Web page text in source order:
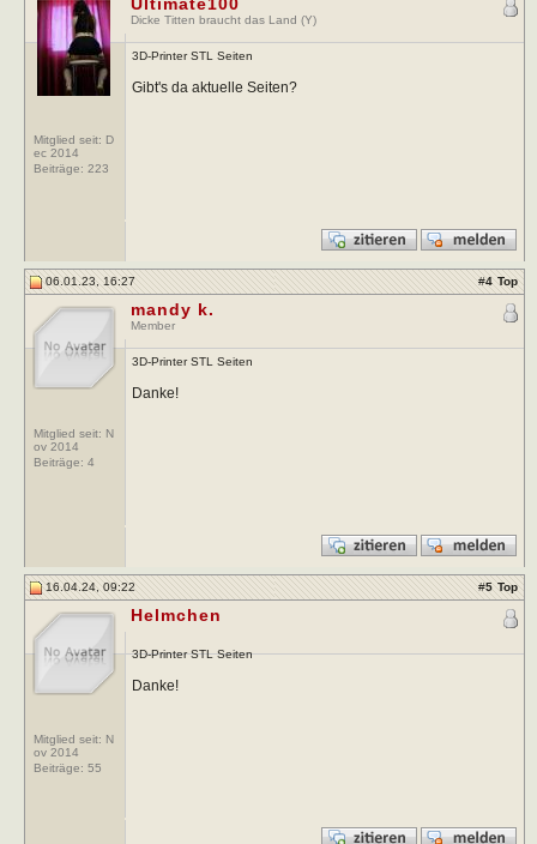
Mitglied seit: D
ec 2014
Beiträge: 223
Dicke Titten braucht das Land (Y)
3D-Printer STL Seiten
Gibt's da aktuelle Seiten?
06.01.23, 16:27 #4 Top
Mitglied seit: N
ov 2014
Beiträge: 4
mandy k.
Member
3D-Printer STL Seiten
Danke!
16.04.24, 09:22 #5 Top
Mitglied seit: N
ov 2014
Beiträge: 55
Helmchen
3D-Printer STL Seiten
Danke!